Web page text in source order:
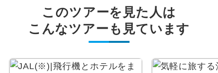
このツアーを見た人は
こんなツアーも見ています